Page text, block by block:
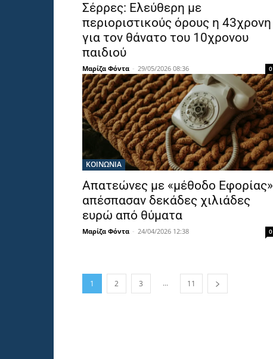
Σέρρες: Ελεύθερη με
περιοριστικούς όρους η 43χρονη
για τον θάνατο του 10χρονου
παιδιού
Μαρίζα Φόντα - 29/05/2026 08:36 0
ΚΟΙΝΩΝΙΑ
Απατεώνες με «μέθοδο Εφορίας»
απέσπασαν δεκάδες χιλιάδες
ευρώ από θύματα
Μαρίζα Φόντα - 24/04/2026 12:38 0
1 2 3 ... 11